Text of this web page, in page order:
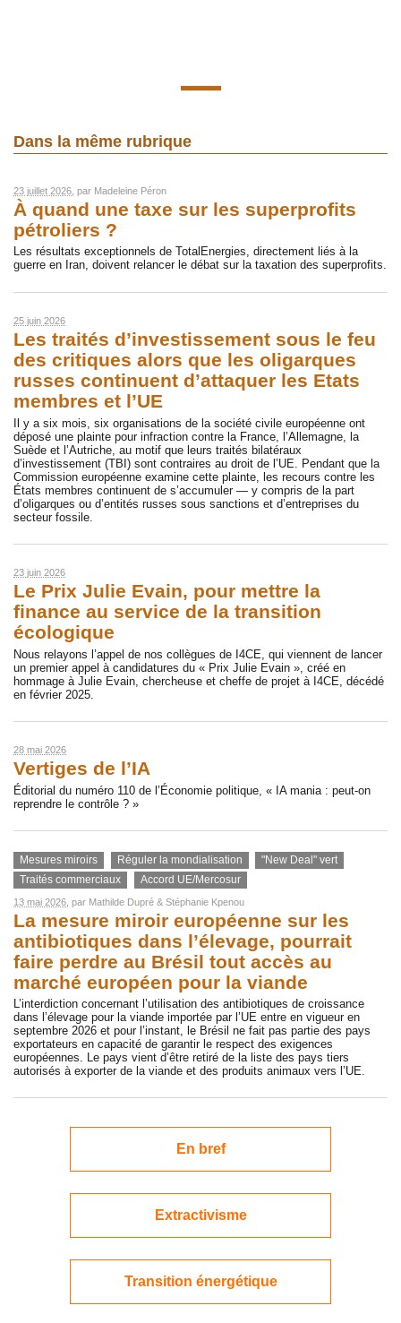
Dans la même rubrique
23 juillet 2026 , par Madeleine Péron
À quand une taxe sur les superprofits
pétroliers ?
Les résultats exceptionnels de TotalEnergies, directement liés à la
guerre en Iran, doivent relancer le débat sur la taxation des superprofits.
25 juin 2026
Les traités d’investissement sous le feu
des critiques alors que les oligarques
russes continuent d’attaquer les Etats
membres et l’UE
Il y a six mois, six organisations de la société civile européenne ont
déposé une plainte pour infraction contre la France, l’Allemagne, la
Suède et l’Autriche, au motif que leurs traités bilatéraux
d’investissement (TBI) sont contraires au droit de l’UE. Pendant que la
Commission européenne examine cette plainte, les recours contre les
États membres continuent de s’accumuler — y compris de la part
d’oligarques ou d’entités russes sous sanctions et d’entreprises du
secteur fossile.
23 juin 2026
Le Prix Julie Evain, pour mettre la
finance au service de la transition
écologique
Nous relayons l’appel de nos collègues de I4CE, qui viennent de lancer
un premier appel à candidatures du « Prix Julie Evain », créé en
hommage à Julie Evain, chercheuse et cheffe de projet à I4CE, décédé
en février 2025.
28 mai 2026
Vertiges de l’IA
Éditorial du numéro 110 de l’Économie politique, « IA mania : peut-on
reprendre le contrôle ? »
Mesures miroirs Réguler la mondialisation
"New Deal" vert
Traités commerciaux
Accord UE/Mercosur
13 mai 2026 , par Mathilde Dupré & Stéphanie Kpenou
La mesure miroir européenne sur les
antibiotiques dans l’élevage, pourrait
faire perdre au Brésil tout accès au
marché européen pour la viande
L’interdiction concernant l’utilisation des antibiotiques de croissance
dans l’élevage pour la viande importée par l’UE entre en vigueur en
septembre 2026 et pour l’instant, le Brésil ne fait pas partie des pays
exportateurs en capacité de garantir le respect des exigences
européennes. Le pays vient d’être retiré de la liste des pays tiers
autorisés à exporter de la viande et des produits animaux vers l’UE.
En bref
Extractivisme
Transition énergétique